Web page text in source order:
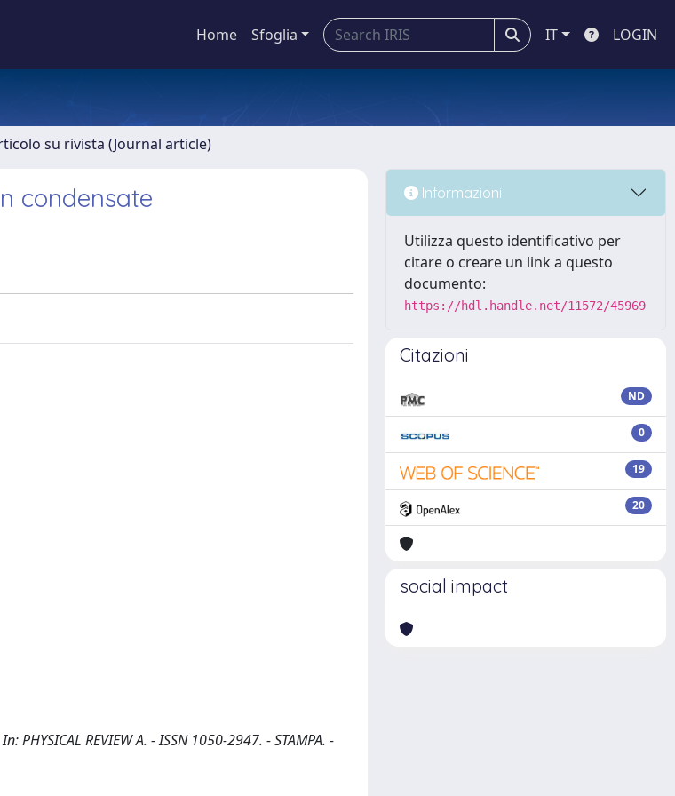
Home Sfoglia IT LOGIN
su rivista (Journal article)
condensate
REVIEW A. - ISSN 1050-2947. - STAMPA. -
Informazioni
Utilizza questo identificativo per
citare o creare un link a questo
documento:
https://hdl.handle.net/11572/45969
Citazioni
ND
0
19
20
social impact